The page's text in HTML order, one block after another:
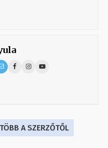
TÖBB A SZERZŐTŐL